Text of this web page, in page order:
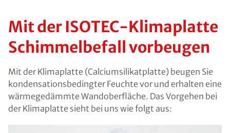
Mit der ISOTEC-Klimaplatte
Schimmelbefall vorbeugen
Mit der Klimaplatte (Calciumsilikatplatte) beugen Sie
kondensationsbedingter Feuchte vor und erhalten eine
wärmegedämmte Wandoberfläche. Das Vorgehen bei
der Klimaplatte sieht bei uns wie folgt aus: